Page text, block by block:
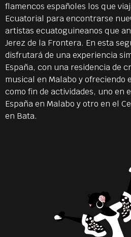
flamencos españoles los que
Ecuatorial para encontrarse
artistas ecuatoguineanos que
Jerez de la Frontera. En esta
disfrutará de una experiencia
España, con una residencia de
musical en Malabo y ofreciendo
como fin de actividades, uno en
España en Malabo y otro en el
en Bata.